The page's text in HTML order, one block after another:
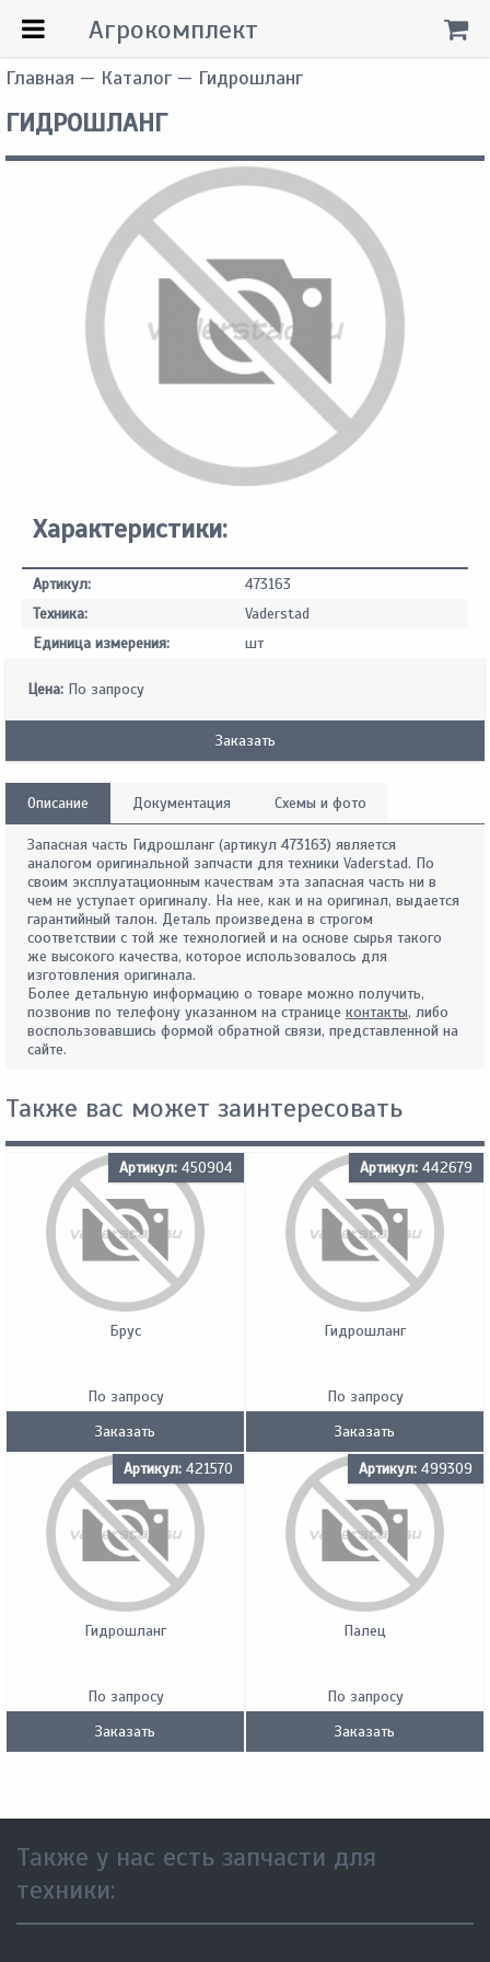
Главная — Каталог — Гидрошланг
ГИДРОШЛАНГ
Характеристики:
Артикул:
473163
Техника:
Vaderstad
Единица измерения:
шт
Цена: По запросу
Заказать
Описание Документация Схемы и фото
Запасная часть Гидрошланг (артикул 473163) является
аналогом оригинальной запчасти для техники Vaderstad. По
своим эксплуатационным качествам эта запасная часть ни в
чем не уступает оригиналу. На нее, как и на оригинал, выдается
гарантийный талон. Деталь произведена в строгом
соответствии с той же технологией и на основе сырья такого
же высокого качества, которое использовалось для
изготовления оригинала.
Более детальную информацию о товаре можно получить,
позвонив по телефону указанном на странице контакты, либо
воспользовавшись формой обратной связи, представленной на
сайте.
Также вас может заинтересовать
Артикул: 450904
Брус
По запросу
Заказать
Артикул: 442679
Гидрошланг
По запросу
Заказать
Артикул: 421570
Гидрошланг
По запросу
Заказать
Артикул: 499309
Палец
По запросу
Заказать
Также у нас есть запчасти для
техники:
Агрокомплект